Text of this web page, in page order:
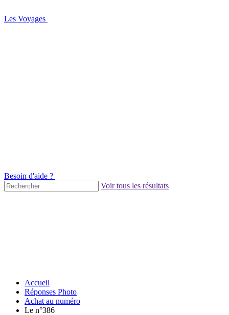
Les Voyages
Besoin d'aide ?
Voir tous les résultats
Accueil
Réponses Photo
Achat au numéro
Le n°386